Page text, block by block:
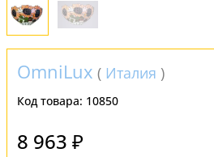
OmniLux ( Италия )
Код товара: 10850
8 963 ₽